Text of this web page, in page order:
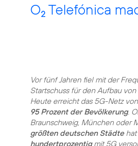
O2 Telefónica
Vor fünf Jahren fiel mit der
Startschuss für den Aufbau
Heute erreicht das 5G-Netz
95 Prozent der Bevölkerung.
Braunschweig, München oder
größten deutschen Städtehat
hundertprozentigmit 5G